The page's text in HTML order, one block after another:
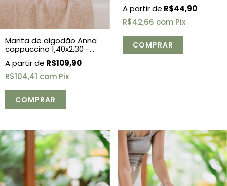
Manta de algodão Anna
cappuccino 1,40x2,30 -
Solteiro
R$109,90
R$104,41 com Pix
R$44,90
R$42,66 com Pix